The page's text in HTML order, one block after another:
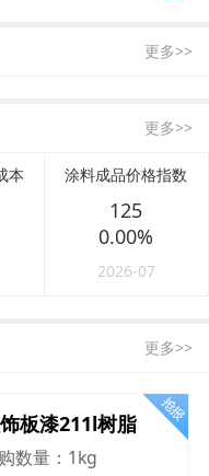
更多>>
更多>>
本 涂料成品价格指数
125
0.00%
2026-07
更多>>
板漆211l树脂
数量： 1kg